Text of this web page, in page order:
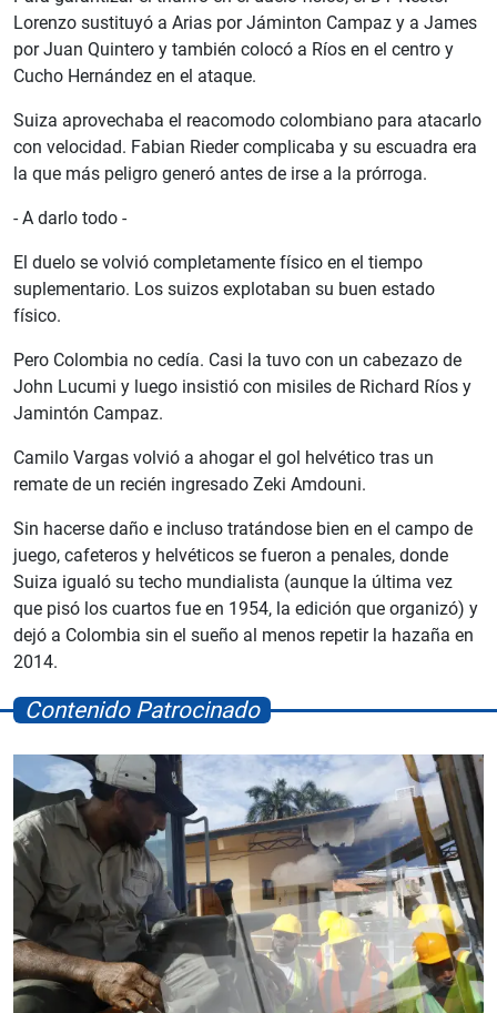
Lorenzo sustituyó a Arias por Jáminton Campaz y a James
por Juan Quintero y también colocó a Ríos en el centro y
Cucho Hernández en el ataque.
Suiza aprovechaba el reacomodo colombiano para atacarlo
con velocidad. Fabian Rieder complicaba y su escuadra era
la que más peligro generó antes de irse a la prórroga.
- A darlo todo -
El duelo se volvió completamente físico en el tiempo
suplementario. Los suizos explotaban su buen estado
físico.
Pero Colombia no cedía. Casi la tuvo con un cabezazo de
John Lucumi y luego insistió con misiles de Richard Ríos y
Jamintón Campaz.
Camilo Vargas volvió a ahogar el gol helvético tras un
remate de un recién ingresado Zeki Amdouni.
Sin hacerse daño e incluso tratándose bien en el campo de
juego, cafeteros y helvéticos se fueron a penales, donde
Suiza igualó su techo mundialista (aunque la última vez
que pisó los cuartos fue en 1954, la edición que organizó) y
dejó a Colombia sin el sueño al menos repetir la hazaña en
2014.
Contenido Patrocinado